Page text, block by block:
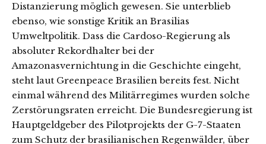
Distanzierung möglich gewesen. Sie unterblieb
ebenso, wie sonstige Kritik an Brasilias
Umweltpolitik. Dass die Cardoso-Regierung als
absoluter Rekordhalter bei der
Amazonasvernichtung in die Geschichte eingeht,
steht laut Greenpeace Brasilien bereits fest. Nicht
einmal während des Militärregimes wurden solche
Zerstörungsraten erreicht. Die Bundesregierung ist
Hauptgeldgeber des Pilotprojekts der G-7-Staaten
zum Schutz der brasilianischen Regenwälder, über